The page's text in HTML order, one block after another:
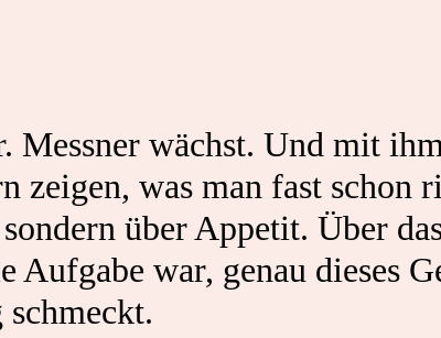
Messner wächst. Und mit
was man fast schon
über Appetit. Über
war, genau dieses
schmeckt.